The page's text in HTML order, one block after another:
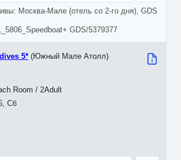
Москва-Мале (отель со 2-го дня), GDS
GDS/5379377
Сб
5* (Южный Мале Атолл)
Room / 2Adult